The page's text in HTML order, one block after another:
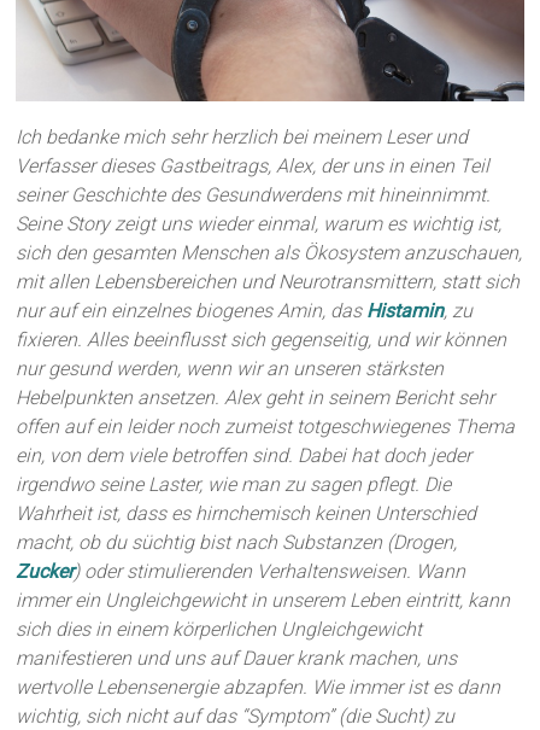
Ich bedanke mich sehr herzlich bei meinem Leser und
Verfasser dieses Gastbeitrags, Alex, der uns in einen Teil
seiner Geschichte des Gesundwerdens mit hineinnimmt.
Seine Story zeigt uns wieder einmal, warum es wichtig ist,
sich den gesamten Menschen als Ökosystem anzuschauen,
mit allen Lebensbereichen und Neurotransmittern, statt sich
nur auf ein einzelnes biogenes Amin, das Histamin, zu
fixieren. Alles beeinflusst sich gegenseitig, und wir können
nur gesund werden, wenn wir an unseren stärksten
Hebelpunkten ansetzen. Alex geht in seinem Bericht sehr
offen auf ein leider noch zumeist totgeschwiegenes Thema
ein, von dem viele betroffen sind. Dabei hat doch jeder
irgendwo seine Laster, wie man zu sagen pflegt. Die
Wahrheit ist, dass es hirnchemisch keinen Unterschied
macht, ob du süchtig bist nach Substanzen (Drogen,
Zucker) oder stimulierenden Verhaltensweisen. Wann
immer ein Ungleichgewicht in unserem Leben eintritt, kann
sich dies in einem körperlichen Ungleichgewicht
manifestieren und uns auf Dauer krank machen, uns
wertvolle Lebensenergie abzapfen. Wie immer ist es dann
wichtig, sich nicht auf das “Symptom” (die Sucht) zu